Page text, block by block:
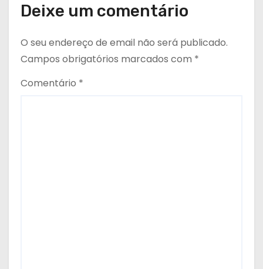
Deixe um comentário
O seu endereço de email não será publicado.
Campos obrigatórios marcados com *
Comentário *